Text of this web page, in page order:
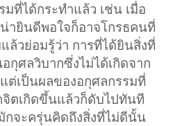
ที่ได้กระทำแล้ว เช่น เมื่อ
ยินดีพอใจก็อาจโกรธคนที่
วย่อมรู้ว่า การที่ได้ยินสิ่งที่
กุศลวิบากซึ่งไม่ได้เกิดจาก
ต่เป็นผลของอกุศลกรรมที่
ตเกิดขึ้นแล้วก็ดับไปทันที
กจะครุ่นคิดถึงสิ่งที่ไม่ดีนั้น